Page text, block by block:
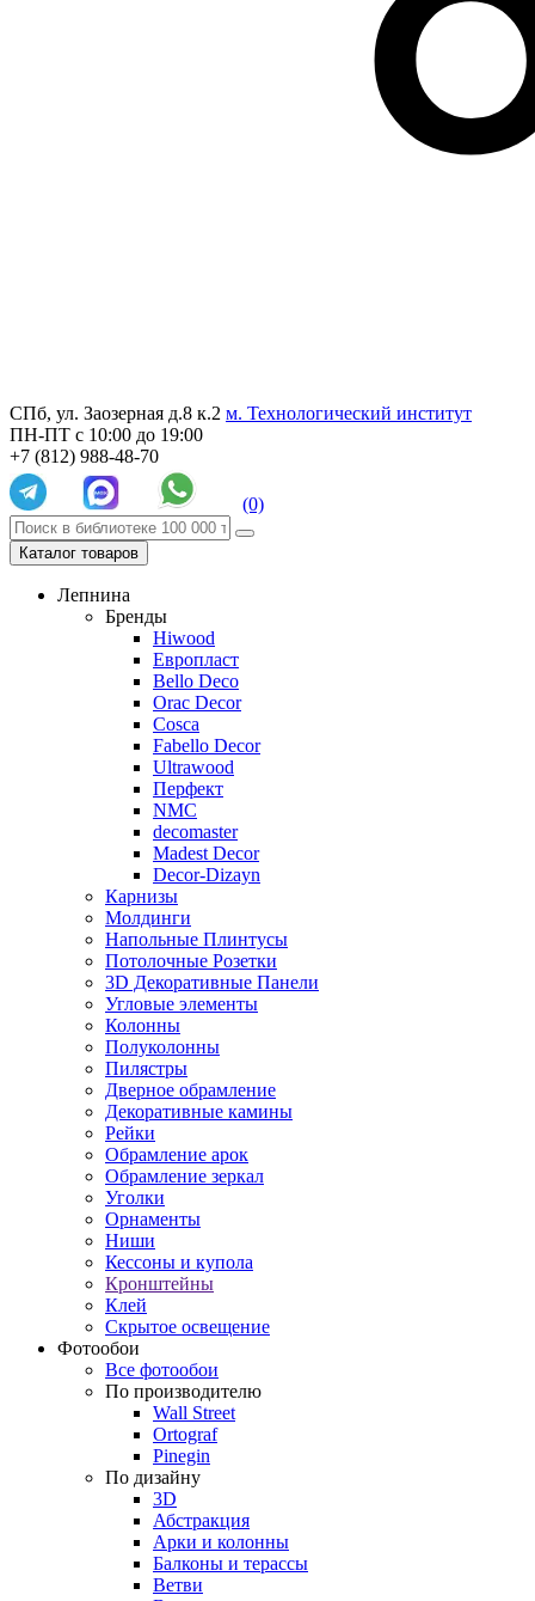
СПб, ул. Заозерная д.8 к.2 м. Технологический институт
ПН-ПТ с 10:00 до 19:00
+7 (812) 988-48-70
(0)
Каталог товаров
Лепнина
Бренды
Hiwood
Европласт
Bello Deco
Orac Decor
Cosca
Fabello Decor
Ultrawood
Перфект
NMC
decomaster
Madest Decor
Decor-Dizayn
Карнизы
Молдинги
Напольные Плинтусы
Потолочные Розетки
3D Декоративные Панели
Угловые элементы
Колонны
Полуколонны
Пилястры
Дверное обрамление
Декоративные камины
Рейки
Обрамление арок
Обрамление зеркал
Уголки
Орнаменты
Ниши
Кессоны и купола
Кронштейны
Клей
Скрытое освещение
Фотообои
Все фотообои
По производителю
Wall Street
Ortograf
Pinegin
По дизайну
3D
Абстракция
Арки и колонны
Балконы и терассы
Ветви